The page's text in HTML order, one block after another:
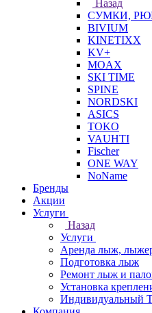
Назад
СУМКИ,
BIVIUM
KINETIXX
KV+
MOAX
SKI TIME
SPINE
NORDSKI
ASICS
TOKO
VAUHTI
Fischer
ONE WAY
NoName
Бренды
Акции
Услуги
Назад
Услуги
Аренда лыж,
Подготовка лыж
Ремонт лыж и
Установка
Индивидуальный